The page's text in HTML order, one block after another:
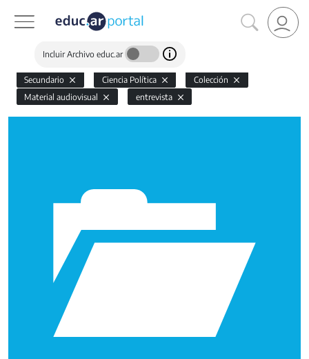
Incluir Archivo educ.ar
Secundario Ciencia Política
Colección
Material audiovisual
entrevista